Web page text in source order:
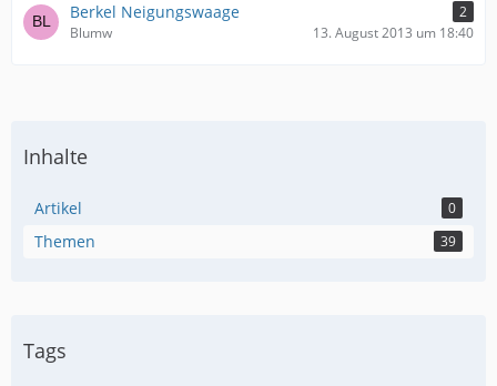
Berkel Neigungswaage
2
Blumw
13. August 2013 um 18:40
Inhalte
Artikel 0
Themen 39
Tags